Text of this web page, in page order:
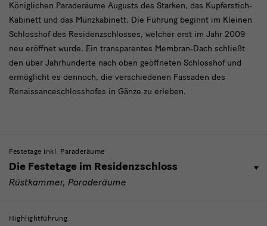
Königlichen Paraderäume Augusts des Starken, das Kupferstich-
Kabinett und das Münzkabinett. Die Führung beginnt im Kleinen
Schlosshof des Residenzschlosses, welcher erst im Jahr 2009
neu eröffnet wurde. Ein transparentes Membran-Dach schließt
den über Jahrhunderte nach oben geöffneten Schlosshof und
ermöglicht es dennoch, die verschiedenen Fassaden des
Renaissanceschlosshofes in Gänze zu erleben.
Festetage inkl. Paraderäume
Die Festetage im Residenzschloss
Rüstkammer, Paraderäume
Highlightführung